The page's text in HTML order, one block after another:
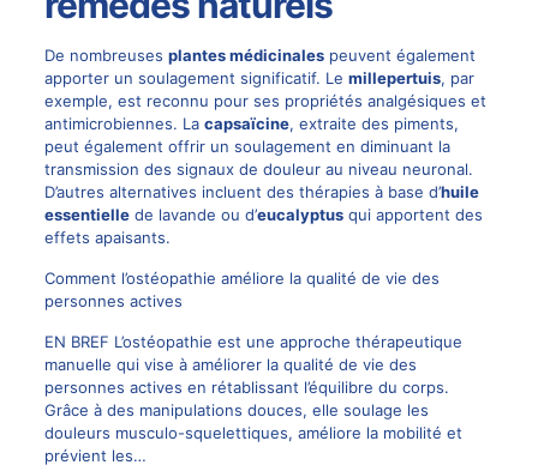
De nombreuses plantes médicinalespeuvent également
apporter un soulagement significatif. Le millepertuis, par
exemple, est reconnu pour ses propriétés analgésiques et
antimicrobiennes. La capsaïcine, extraite des piments,
peut également offrir un soulagement en diminuant la
transmission des signaux de douleur au niveau neuronal.
D’autres alternatives incluent des thérapies à base d’huile
essentiellede lavande ou d’eucalyptusqui apportent des
effets apaisants.
Comment l’ostéopathie améliore la qualité de vie des
personnes actives
EN BREF L’ostéopathie est une approche thérapeutique
manuelle qui vise à améliorer la qualité de vie des
personnes actives en rétablissant l’équilibre du corps.
Grâce à des manipulations douces, elle soulage les
douleurs musculo-squelettiques, améliore la mobilité et
prévient les…